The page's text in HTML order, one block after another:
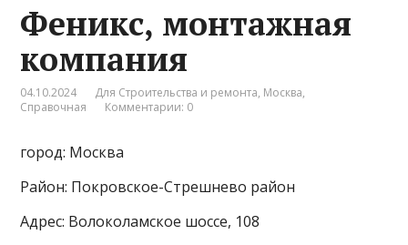
Феникс, монтажная
компания
04.10.2024 Для Строительства и ремонта, Москва,
Справочная
Комментарии: 0
город: Москва
Район: Покровское-Стрешнево район
Адрес: Волоколамское шоссе, 108